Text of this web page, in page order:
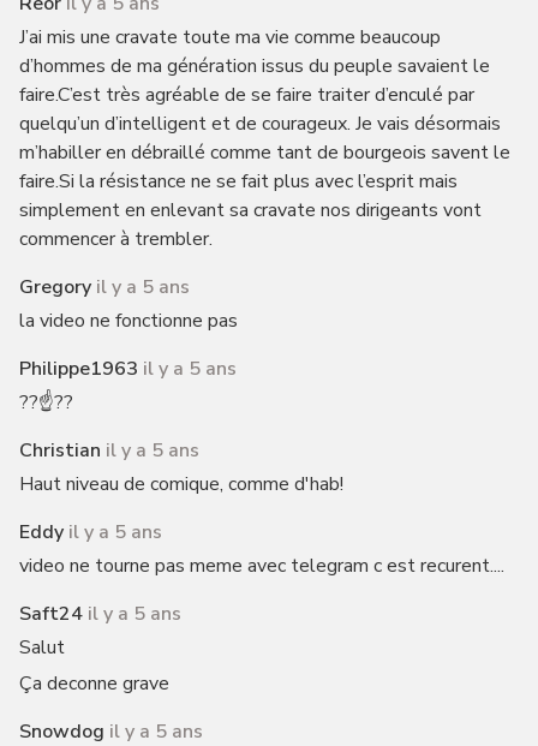
J’ai mis une cravate toute ma vie comme beaucoup
d’hommes de ma génération issus du peuple savaient le
faire.C’est très agréable de se faire traiter d’enculé par
quelqu’un d’intelligent et de courageux. Je vais désormais
m’habiller en débraillé comme tant de bourgeois savent le
faire.Si la résistance ne se fait plus avec l’esprit mais
simplement en enlevant sa cravate nos dirigeants vont
commencer à trembler.
Gregory il y a 5 ans
la video ne fonctionne pas
Philippe1963 il y a 5 ans
??☝️??
Christian il y a 5 ans
Haut niveau de comique, comme d'hab!
Eddy il y a 5 ans
video ne tourne pas meme avec telegram c est recurent....
Saft24 il y a 5 ans
Salut
Ça deconne grave
Snowdog il y a 5 ans